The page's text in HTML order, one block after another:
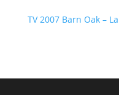
TV 2007 Barn Oak –